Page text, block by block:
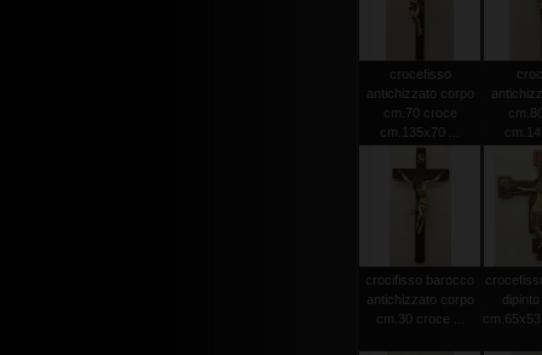
crocefisso
antichizzato corpo
cm.70 croce
cm.135x70 ...
crocifisso barocco
antichizzato corpo
cm.30 croce ...